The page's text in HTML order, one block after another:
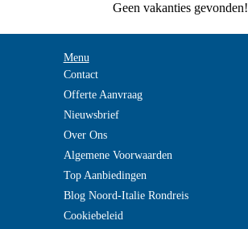
Geen vakanties gevonden!
Menu
Contact
Offerte Aanvraag
Nieuwsbrief
Over Ons
Algemene Voorwaarden
Top Aanbiedingen
Blog Noord-Italie Rondreis
Cookiebeleid